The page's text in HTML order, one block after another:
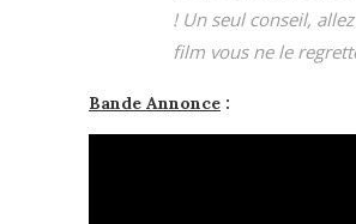
! Un seul conseil,
film vous ne le
Bande Annonce :